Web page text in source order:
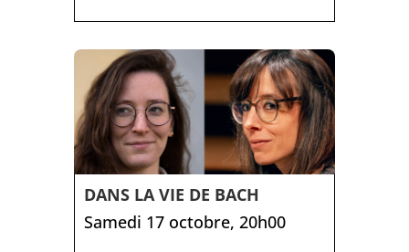
DANS LA VIE DE BACH
Samedi 17 octobre, 20h00